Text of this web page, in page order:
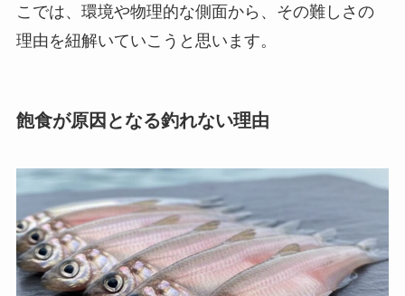
こでは、環境や物理的な側面から、その難しさの
理由を紐解いていこうと思います。
飽食が原因となる釣れない理由